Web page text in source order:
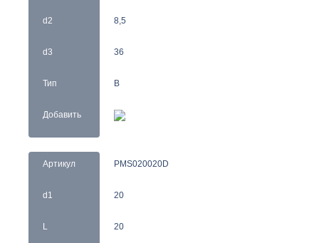
d2
d3
Тип
Добавить
8,5
36
B
Артикул
d1
L
PMS020020D
20
20